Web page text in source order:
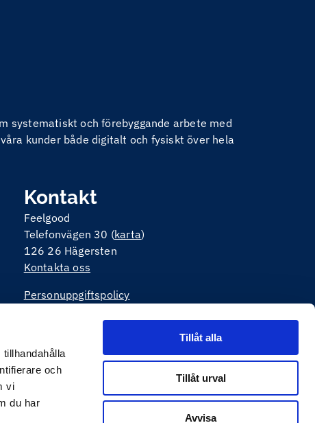
och
vi
du har
Tillåt alla
Tillåt urval
Avvisa
systematiskt och förebyggande arbete med
kunder både digitalt och fysiskt över hela
Kontakt
Feelgood
Telefonvägen 30 (karta)
126 26 Hägersten
Kontakta oss
Personuppgiftspolicy